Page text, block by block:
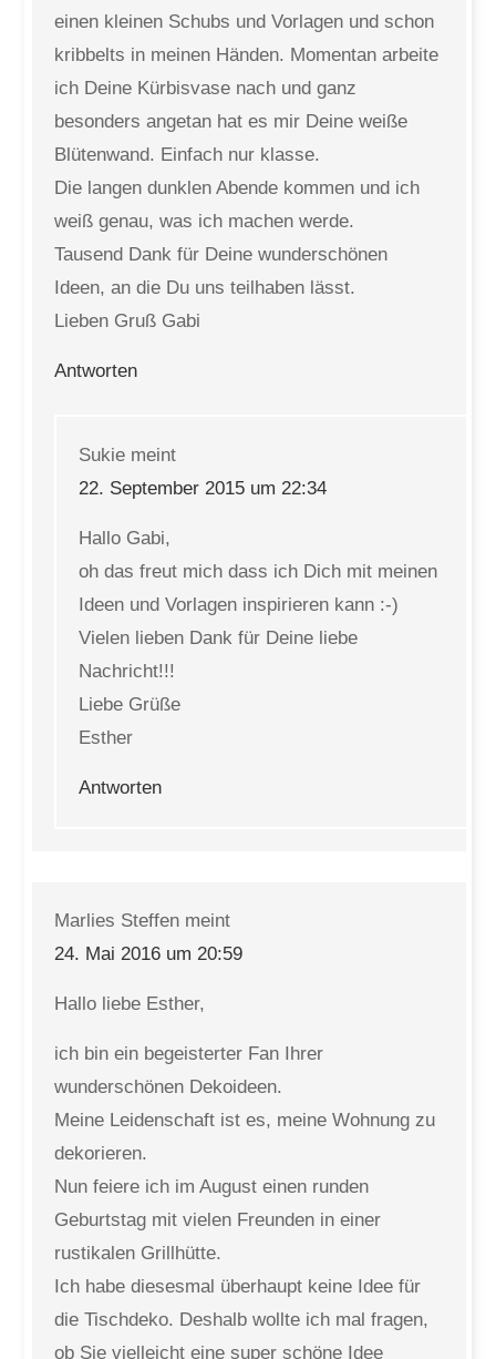
einen kleinen Schubs und Vorlagen und schon
kribbelts in meinen Händen. Momentan arbeite
ich Deine Kürbisvase nach und ganz
besonders angetan hat es mir Deine weiße
Blütenwand. Einfach nur klasse.
Die langen dunklen Abende kommen und ich
weiß genau, was ich machen werde.
Tausend Dank für Deine wunderschönen
Ideen, an die Du uns teilhaben lässt.
Lieben Gruß Gabi
Antworten
Sukie meint
22. September 2015 um 22:34
Hallo Gabi,
oh das freut mich dass ich Dich mit meinen
Ideen und Vorlagen inspirieren kann :-)
Vielen lieben Dank für Deine liebe
Nachricht!!!
Liebe Grüße
Esther
Antworten
Marlies Steffen meint
24. Mai 2016 um 20:59
Hallo liebe Esther,
ich bin ein begeisterter Fan Ihrer
wunderschönen Dekoideen.
Meine Leidenschaft ist es, meine Wohnung zu
dekorieren.
Nun feiere ich im August einen runden
Geburtstag mit vielen Freunden in einer
rustikalen Grillhütte.
Ich habe diesesmal überhaupt keine Idee für
die Tischdeko. Deshalb wollte ich mal fragen,
ob Sie vielleicht eine super schöne Idee